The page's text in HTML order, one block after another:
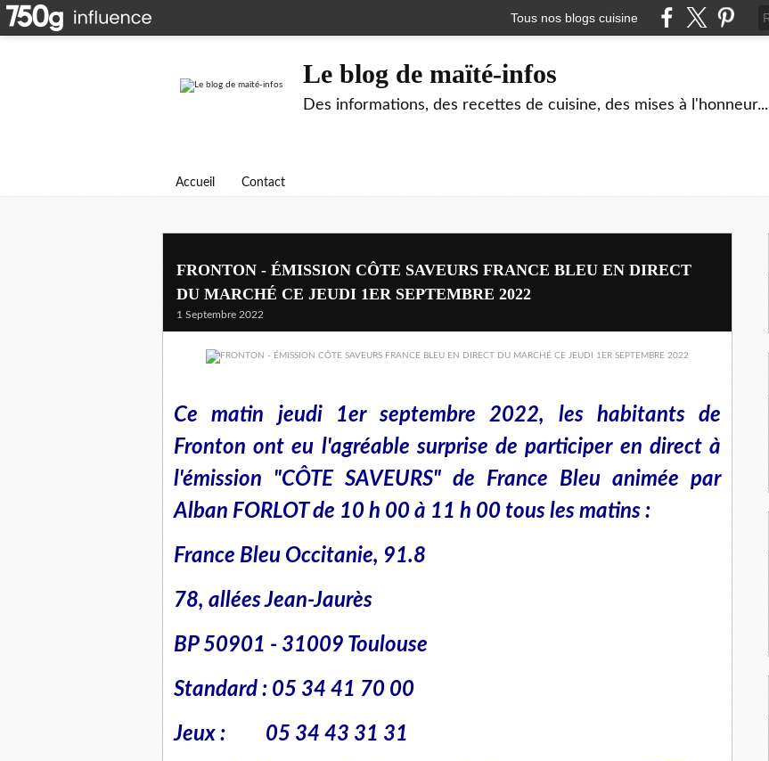
Tous nos blogs cuisine
Le blog de maïté-infos
Des informations, des recettes de cuisine, des mises à l'honneur...
Accueil Contact
FRONTON - ÉMISSION CÔTE SAVEURS FRANCE BLEU EN DIRECT
DU MARCHÉ CE JEUDI 1ER SEPTEMBRE 2022
1 Septembre 2022
Ce matin jeudi 1er septembre 2022, les habitants de
Fronton ont eu l'agréable surprise de participer en direct à
l'émission "CÔTE SAVEURS" de France Bleu animée par
Alban FORLOT de 10 h 00 à 11 h 00 tous les matins :
France Bleu Occitanie, 91.8
78, allées Jean-Jaurès
BP 50901 - 31009 Toulouse
Standard : 05 34 41 70 00
Jeux : 05 34 43 31 31